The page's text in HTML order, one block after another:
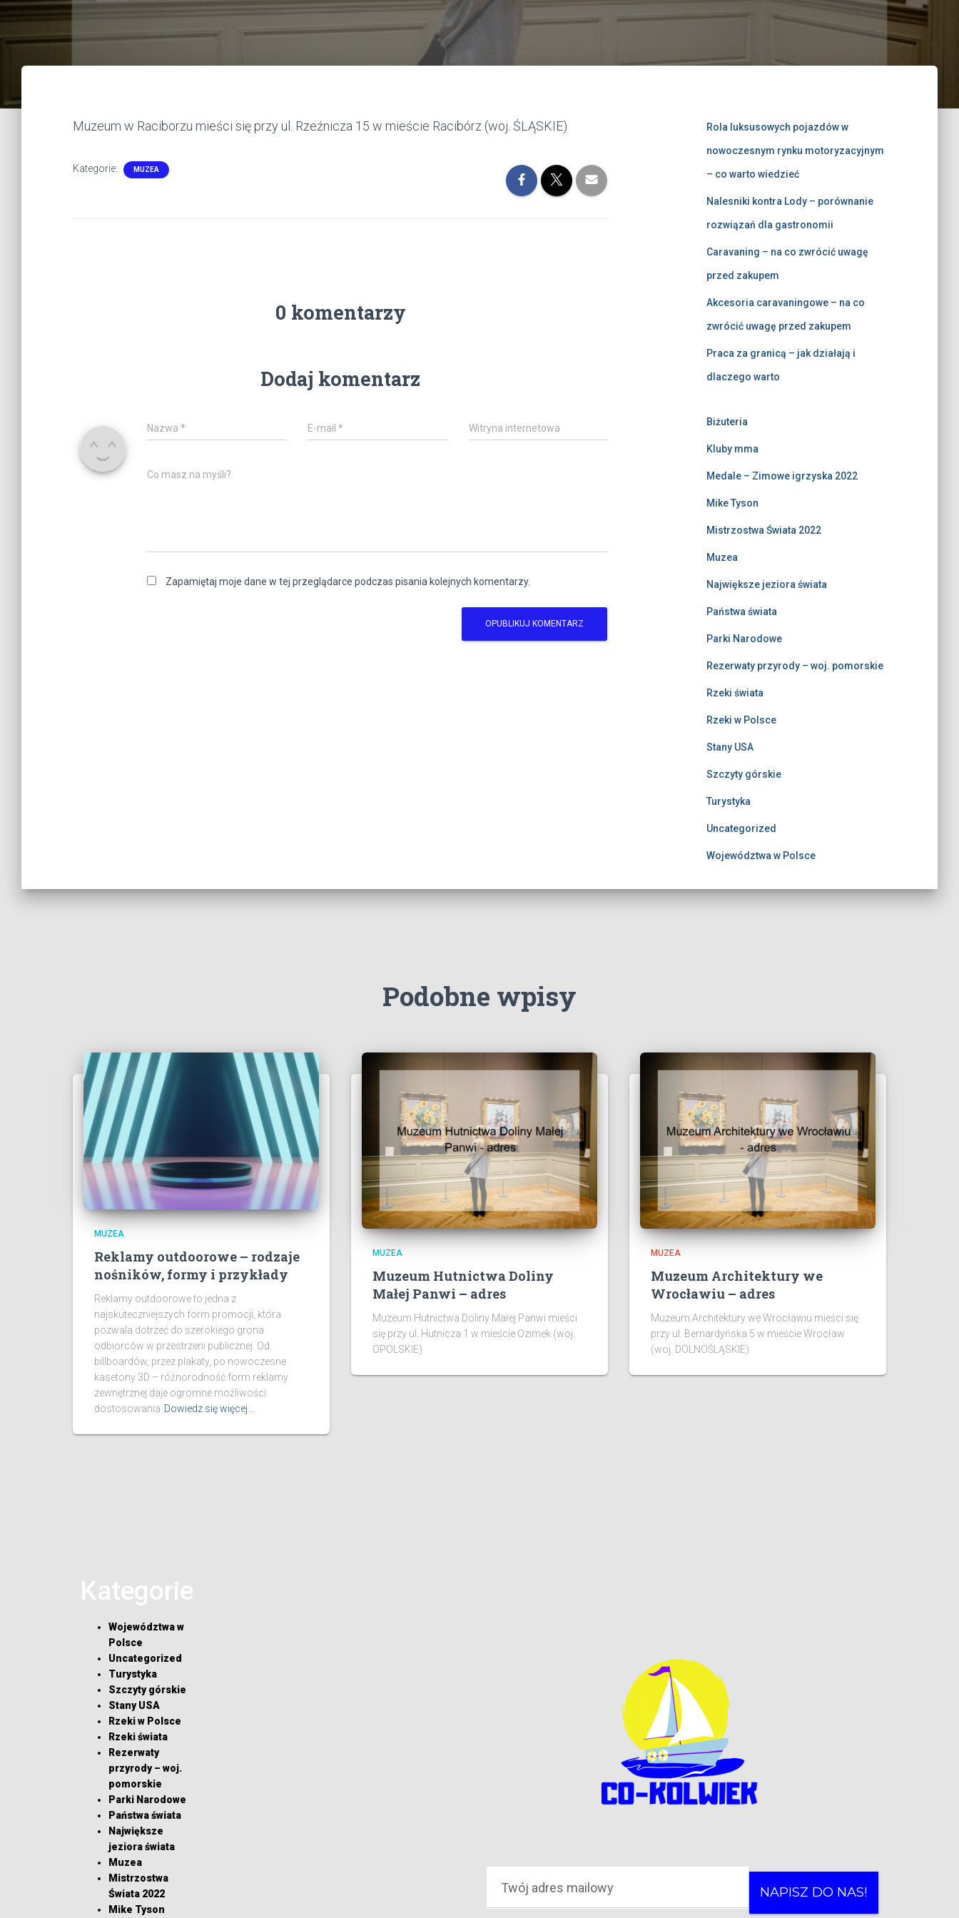
Muzeum w Raciborzu mieści się przy ul. Rzeźnicza 15 w mieście Racibórz (woj. ŚLĄSKIE)
Kategorie: MUZEA
0 komentarzy
Dodaj komentarz
Nazwa * E-mail* Witryna internetowa
Co masz na myśli?
Zapamiętaj moje dane w tej przeglądarce podczas pisania kolejnych komentarzy.
Rola luksusowych pojazdów w
nowoczesnym rynku motoryzacyjnym
– co warto wiedzieć
Nalesniki kontra Lody – porównanie
rozwiązań dla gastronomii
Caravaning – na co zwrócić uwagę
przed zakupem
Akcesoria caravaningowe – na co
zwrócić uwagę przed zakupem
Praca za granicą – jak działają i
dlaczego warto
Biżuteria
Kluby mma
Medale – Zimowe igrzyska 2022
Mike Tyson
Mistrzostwa Świata 2022
Muzea
Największe jeziora świata
Państwa świata
Parki Narodowe
Rezerwaty przyrody – woj. pomorskie
Rzeki świata
Rzeki w Polsce
Stany USA
Szczyty górskie
Turystyka
Uncategorized
Województwa w Polsce
Podobne wpisy
MUZEA
Reklamy outdoorowe – rodzaje
nośników, formy i przykłady
Reklamy outdoorowe to jedna z
najskuteczniejszych form promocji, która
pozwala dotrzeć do szerokiego grona
odbiorców w przestrzeni publicznej. Od
billboardów, przez plakaty, po nowoczesne
kasetony 3D – różnorodność form reklamy
zewnętrznej daje ogromne możliwości
dostosowania Dowiedz się więcej…
MUZEA
Muzeum Hutnictwa Doliny
Małej Panwi – adres
Muzeum Hutnictwa Doliny Małej Panwi mieści
się przy ul. Hutnicza 1 w mieście Ozimek (woj.
OPOLSKIE)
MUZEA
Muzeum Architektury we
Wrocławiu – adres
Muzeum Architektury we Wrocławiu mieści się
przy ul. Bernardyńska 5 w mieście Wrocław
(woj. DOLNOŚLĄSKIE)
Kategorie
Województwa w
Polsce
Uncategorized
Turystyka
Szczyty górskie
Stany USA
Rzeki w Polsce
Rzeki świata
Rezerwaty
przyrody – woj.
pomorskie
Parki Narodowe
Państwa świata
Największe
jeziora świata
Muzea
Mistrzostwa
Świata 2022
Mike Tyson
NAPISZ DO NAS!